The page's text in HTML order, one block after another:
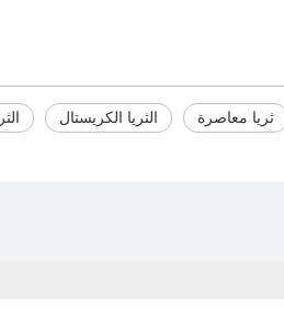
الثريا الكريستال ثريا معاصرة